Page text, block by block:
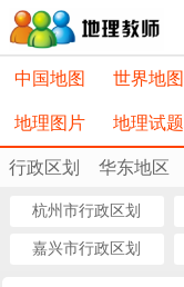
中国地图 世界地图
地理图片 地理试题
行政区划 华东地区
杭州市行政区划
嘉兴市行政区划